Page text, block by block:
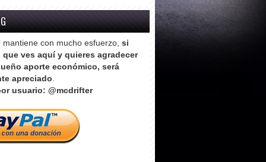
mantiene con mucho esfuerzo, si
ves aquí y quieres agradecer
aporte económico, será
apreciado.
usuario: @mcdrifter